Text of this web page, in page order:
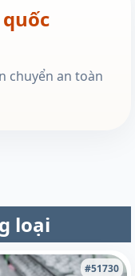
chuyển an toàn
loại
#51730